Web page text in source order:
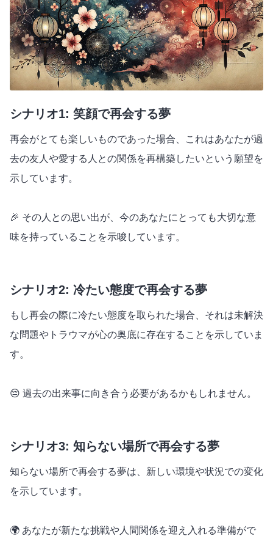
シナリオ1: 笑顔で再会する夢
再会がとても楽しいものであった場合、これはあなたが過
去の友人や愛する人との関係を再構築したいという願望を
示しています。
🎉 その人との思い出が、今のあなたにとっても大切な意
味を持っていることを示唆しています。
シナリオ2: 冷たい態度で再会する夢
もし再会の際に冷たい態度を取られた場合、それは未解決
な問題やトラウマが心の奥底に存在することを示していま
す。
😔 過去の出来事に向き合う必要があるかもしれません。
シナリオ3: 知らない場所で再会する夢
知らない場所で再会する夢は、新しい環境や状況での変化
を示しています。
🌍 あなたが新たな挑戦や人間関係を迎え入れる準備がで